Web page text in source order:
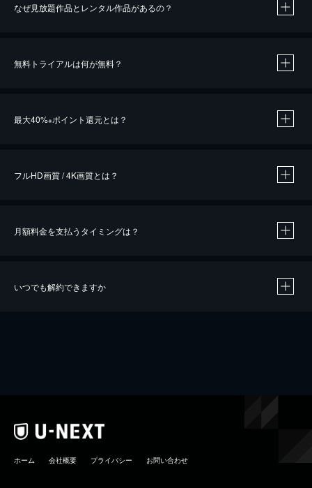
なぜ見放題作品とレンタル作品があるの？
無料トライアルは何が無料？
最大40%※ポイント還元とは？
※40％ポイント還元の対象は、クレジットカード決済による作品の購入 / レンタルです。
フルHD画質 / 4K画質とは？
月額料金を支払うタイミングは？
いつでも解約できますか
ホーム 会社概要 プライバシー お問い合わせ